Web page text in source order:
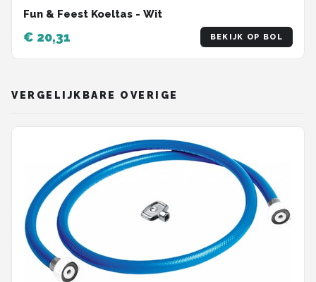
Fun & Feest Koeltas - Wit
€ 20,31 BEKIJK OP BOL
VERGELIJKBARE OVERIGE